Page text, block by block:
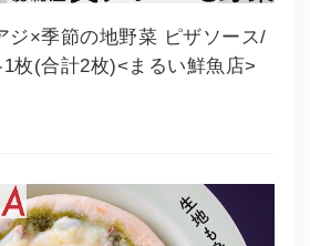
ジ×季節の地野菜 ピザソース/
枚(合計2枚)<まるい鮮魚店>